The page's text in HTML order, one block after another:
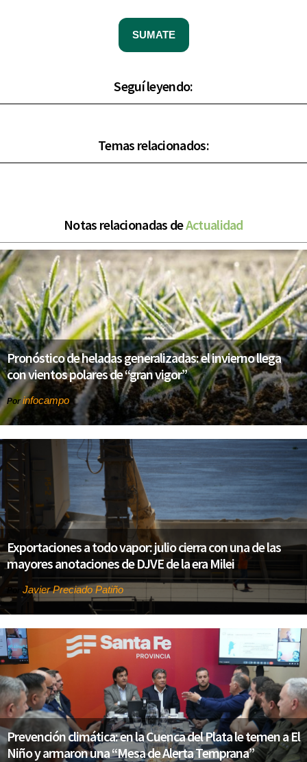
SUMATE
Seguí leyendo:
Temas relacionados:
Notas relacionadas deActualidad
Pronóstico de heladas generalizadas: el invierno llega
con vientos polares de “gran vigor”
Por infocampo
Exportaciones a todo vapor: julio cierra con una de las
mayores anotaciones de DJVE de la era Milei
Javier Preciado Patiño
Prevención climática: en la Cuenca del Plata le temen a El
Niño y armaron una “Mesa de Alerta Temprana”